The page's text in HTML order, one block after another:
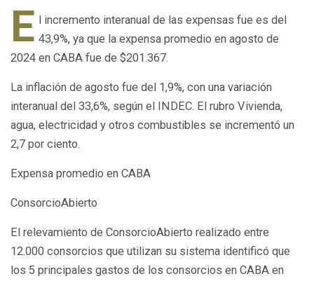
E l incremento interanual de las expensas fue es del
43,9%, ya que la expensa promedio en agosto de
2024 en CABA fue de $201.367.
La inflación de agosto fue del 1,9%, con una variación
interanual del 33,6%, según el INDEC. El rubro Vivienda,
agua, electricidad y otros combustibles se incrementó un
2,7 por ciento.
Expensa promedio en CABA
ConsorcioAbierto
El relevamiento de ConsorcioAbierto realizado entre
12.000 consorcios que utilizan su sistema identificó que
los 5 principales gastos de los consorcios en CABA en